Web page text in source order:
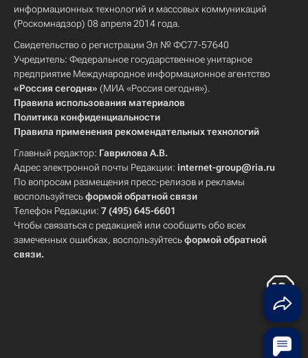
информационных технологий и массовых коммуникаций
(Роскомнадзор) 08 апреля 2014 года.
Свидетельство о регистрации Эл № ФС77-57640
Учредитель: Федеральное государственное унитарное
предприятие Международное информационное агентство
«Россия сегодня» (МИА «Россия сегодня»).
Правила использования материалов
Политика конфиденциальности
Правила применения рекомендательных технологий
Главный редактор: Гаврилова А.В.
Адрес электронной почты Редакции: internet-group@ria.ru
По вопросам размещения пресс-релизов и рекламы
воспользуйтесьформой обратной связи
Телефон Редакции: 7 (495) 645-6601
Чтобы связаться с редакцией или сообщить обо всех
замеченных ошибках, воспользуйтесьформой обратной
связи.